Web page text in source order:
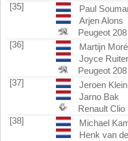
[35]
Paul
Arjen Alons
Peugeot
[36]
Martijn
Joyce Ruiter
Peugeot
[37]
Jeroen
Jarno Bak
Renault Clio
[38]
Michael
Henk van